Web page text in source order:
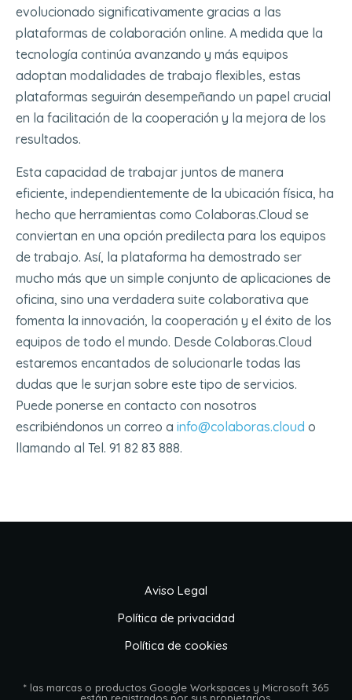
evolucionado significativamente gracias a las
plataformas de colaboración online. A medida que la
tecnología continúa avanzando y más equipos
adoptan modalidades de trabajo flexibles, estas
plataformas seguirán desempeñando un papel crucial
en la facilitación de la cooperación y la mejora de los
resultados.
Esta capacidad de trabajar juntos de manera
eficiente, independientemente de la ubicación física, ha
hecho que herramientas como Colaboras.Cloud se
conviertan en una opción predilecta para los equipos
de trabajo. Así, la plataforma ha demostrado ser
mucho más que un simple conjunto de aplicaciones de
oficina, sino una verdadera suite colaborativa que
fomenta la innovación, la cooperación y el éxito de los
equipos de todo el mundo. Desde Colaboras.Cloud
estaremos encantados de solucionarle todas las
dudas que le surjan sobre este tipo de servicios.
Puede ponerse en contacto con nosotros
escribiéndonos un correo a info@colaboras.cloud o
llamando al Tel. 91 82 83 888.
Aviso Legal
Política de privacidad
Política de cookies
* las marcas o productos Google Workspaces y Microsoft 365